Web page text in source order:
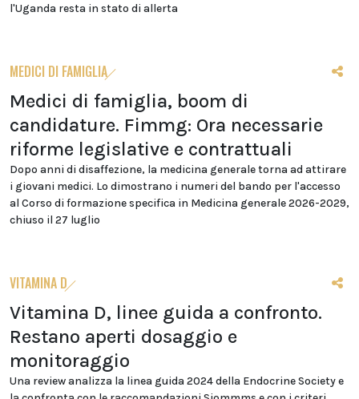
l'Uganda resta in stato di allerta
MEDICI DI FAMIGLIA
Medici di famiglia, boom di
candidature. Fimmg: Ora necessarie
riforme legislative e contrattuali
Dopo anni di disaffezione, la medicina generale torna ad attirare
i giovani medici. Lo dimostrano i numeri del bando per l'accesso
al Corso di formazione specifica in Medicina generale 2026-2029,
chiuso il 27 luglio
VITAMINA D
Vitamina D, linee guida a confronto.
Restano aperti dosaggio e
monitoraggio
Una review analizza la linea guida 2024 della Endocrine Society e